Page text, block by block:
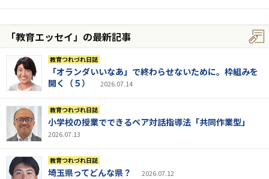
「教育エッセイ」の最新記事
教育つれづれ日誌
「オランダいいなあ」で終わらせないために。枠組みを
開く（５）
2026.07.14
教育つれづれ日誌
小学校の授業でできるペア対話指導法「共同作業型」
2026.07.13
教育つれづれ日誌
埼玉県ってどんな県？ 2026.07.12